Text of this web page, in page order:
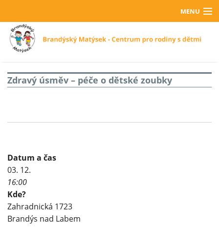
MENU
Domů
O nás
Fotogalerie
Kontakty
Zdravý úsměv – péče o dětské zoubky
Datum a čas
03. 12.
16:00
Kde?
Zahradnická 1723
Brandýs nad Labem